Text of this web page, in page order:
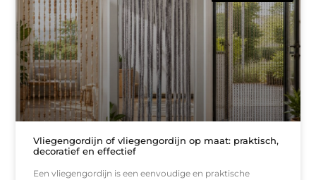
Vliegengordijn of vliegengordijn op maat: praktisch,
decoratief en effectief
Een vliegengordijn is een eenvoudige en praktische